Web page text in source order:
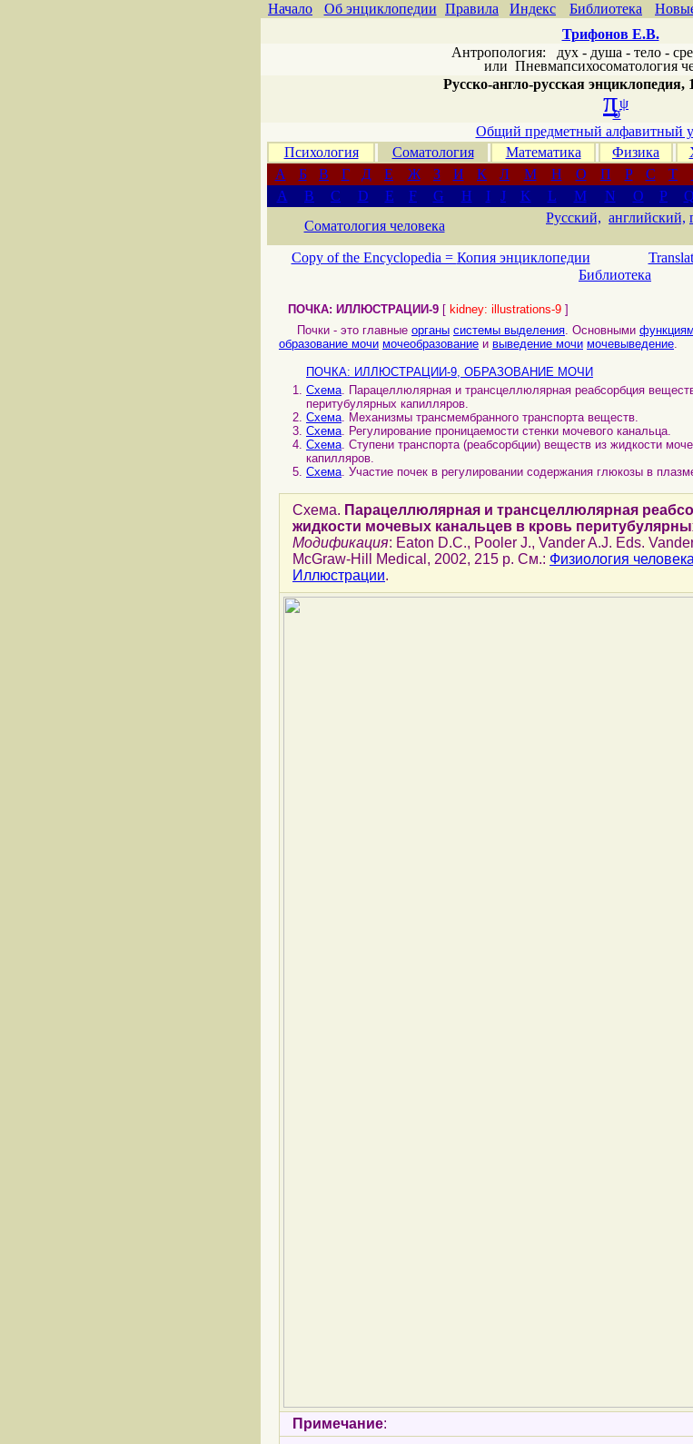
Начало Об энциклопедии Правила Индекс Библиотека
Трифонов Е.В.
Антропология: дух - душа - тело -
или Пневмапсихосоматология
Русско-англо-русская энциклопедия,
πψ
σ
Общий предметный алфавитный
Психология
Соматология Математика Физика
А
Б В Г Д Е Ж З И К Л М Н О П Р С Т
A
B C D E F G H I J K L M N O P Q
Соматология человека
Русский, английский,
Copy of the Encyclopedia = Копия энциклопедии
Библиотека
ПОЧКА: ИЛЛЮСТРАЦИИ-9 [ kidney: illustrations-9 ]
Почки - это главные органы системы выделения. Основными
образование мочи мочеобразование и выведение мочи мочевыведение.
ПОЧКА: ИЛЛЮСТРАЦИИ-9, ОБРАЗОВАНИЕ МОЧИ
Схема. Парацеллюлярная и трансцеллюлярная реабсорбция
перитубулярных капилляров.
Схема. Механизмы трансмембранного транспорта веществ.
Схема. Регулирование проницаемости стенки мочевого канальца.
Схема. Ступени транспорта (реабсорбции) веществ из жидкости
капилляров.
Схема. Участие почек в регулировании содержания глюкозы в
Схема. Парацеллюлярная и трансцеллюлярная
жидкости мочевых канальцев в кровь
Модификация: Eaton D.C., Pooler J., Vander A.J. Eds.
McGraw-Hill Medical, 2002, 215 p. См.: Физиология
Иллюстрации.
Примечание: